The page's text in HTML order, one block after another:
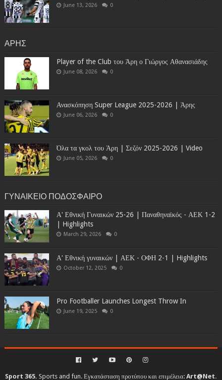
June 13, 2026 0
ΑΡΗΣ
Player of the Club του Άρη ο Γιώργος Αθανασιάδης
June 08, 2026 0
Ανασκόπηση Super League 2025-2026 | Άρης
June 06, 2026 0
Όλα τα γκολ του Άρη | Σεζόν 2025-2026 | Video
June 05, 2026 0
ΓΥΝΑΙΚΕΙΟ ΠΟΔΟΣΦΑΙΡΟ
Α' Εθνική Γυναικών 25-26 | Παναθηναϊκός - ΑΕΚ 1-2
| Highlights
March 29, 2026 0
Α' Εθνική γυναικών | ΑΕΚ - ΟΦΗ 2-1 | Highlights
October 12, 2025 0
Pro Footballer Launches Longest Throw In
June 19, 2025 0
Sport 365. Sports and fun. Εγκατάσταση προτύπου και επιμέλεια:Art@Net.